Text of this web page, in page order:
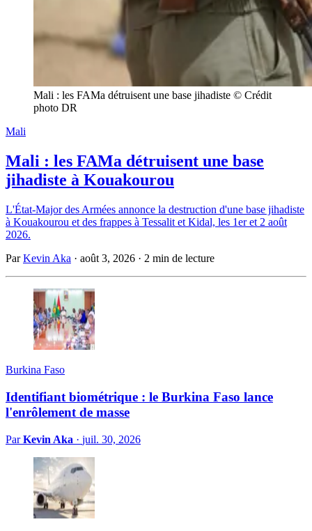
Mali : les FAMa détruisent une base jihadiste © Crédit
photo DR
Mali
Mali : les FAMa détruisent une base
jihadiste à Kouakourou
L'État-Major des Armées annonce la destruction d'une base jihadiste
à Kouakourou et des frappes à Tessalit et Kidal, les 1er et 2 août
2026.
ParKevin Aka · août 3, 2026 · 2 min de lecture
Burkina Faso
Identifiant biométrique : le Burkina Faso lance
l'enrôlement de masse
ParKevin Aka · juil. 30, 2026